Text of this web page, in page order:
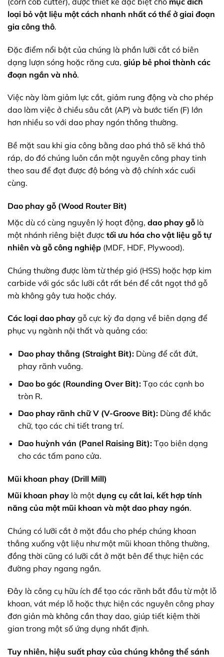
loại bỏ vật liệu một cách nhanh nhất có thể ở giai đoạn
gia công thô.
Đặc điểm nổi bật của chúng là phần lưỡi cắt có biên
dạng lượn sóng hoặc răng cưa, giúp bẻ phoi thành các
đoạn ngắn và nhỏ.
Việc này làm giảm lực cắt, giảm rung động và cho phép
dao làm việc ở chiều sâu cắt (AP) và bước tiến (F) lớn
hơn nhiều so với dao phay ngón thông thường.
Bề mặt sau khi gia công bằng dao phá thô sẽ khá thô
ráp, do đó chúng luôn cần một nguyên công phay tinh
theo sau để đạt được độ bóng và độ chính xác cuối
cùng.
Dao phay gỗ (Wood Router Bit)
Mặc dù có cùng nguyên lý hoạt động, dao phay gỗ là
một nhánh riêng biệt được tối ưu hóa cho vật liệu gỗ tự
nhiên và gỗ công nghiệp (MDF, HDF, Plywood).
Chúng thường được làm từ thép gió (HSS) hoặc hợp kim
carbide với góc sắc lưỡi cắt rất bén để cắt ngọt thớ gỗ
mà không gây tưa hoặc cháy.
Các loại dao phay gỗ cực kỳ đa dạng về biên dạng để
phục vụ ngành nội thất và quảng cáo:
Dao phay thẳng (Straight Bit):Dùng để cắt đứt,
phay rãnh vuông.
Dao bo góc (Rounding Over Bit):Tạo các cạnh bo
tròn R.
Dao phay rãnh chữ V (V-Groove Bit):Dùng để khắc
chữ, tạo các chi tiết trang trí.
Dao huỳnh ván (Panel Raising Bit):Tạo biên dạng
cho các tấm pano cửa.
Mũi khoan phay (Drill Mill)
Mũi khoan phay là một dụng cụ cắt lai, kết hợp tính
năng của một mũi khoan và một dao phay ngón.
Chúng có lưỡi cắt ở mặt đầu cho phép chúng khoan
thẳng xuống vật liệu như một mũi khoan thông thường,
đồng thời cũng có lưỡi cắt ở mặt bên để thực hiện các
đường phay ngang ngắn.
Đây là công cụ hữu ích để tạo các rãnh bắt đầu từ một lỗ
khoan, vát mép lỗ hoặc thực hiện các nguyên công phay
đơn giản mà không cần thay dao, giúp tiết kiệm thời
gian trong một số ứng dụng nhất định.
Tuy nhiên, hiệu suất phay của chúng không thể sánh